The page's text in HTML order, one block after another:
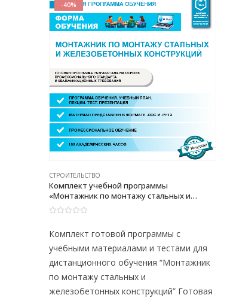
-40%
СТРОИТЕЛЬСТВО
Комплект учебной программы
«Монтажник по монтажу стальных и
железобетонных конструкций»
Комплект готовой программы с
учебными материалами и тестами для
дистанционного обучения “Монтажник
по монтажу стальных и
железобетонных конструкций” Готовая